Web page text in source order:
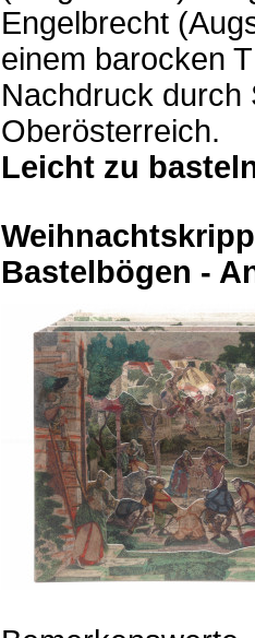
Engelbrecht
einem barocken
Nachdruck durch
Oberösterreich.
Leicht zu
Bastelbögen -